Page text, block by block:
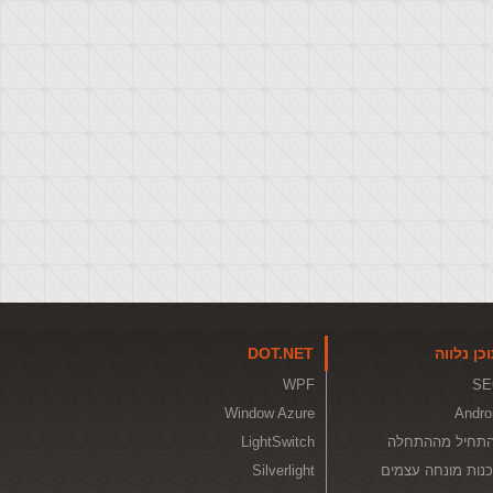
נלווה
מההתחלה
מונחה עצמים
DOT.NET
WPF
Window Azure
LightSwitch
Silverlight